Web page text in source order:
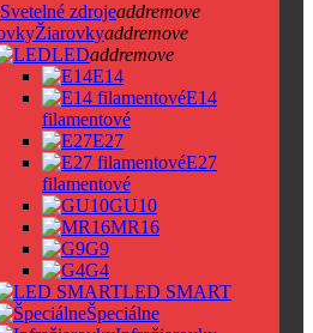
Svetelné zdrojeaddremove
Žiarovkyaddremove
LEDaddremove
E14
E14
filamentové
E27
E27
filamentové
GU10
MR16
G9
G4
LED SMART
Špeciálne